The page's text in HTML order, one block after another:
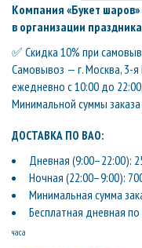
Компания «Букет
в организации
✅ Скидка 10% при
Самовывоз — г. Москва, 3-я
ежедневно с 10:00 до 22:00.
Минимальной суммы
ДОСТАВКА ПО ВАО:
Дневная (9:00–22:00):
Ночная (22:00–9:00):
Минимальная сумма
Бесплатная дневная
часа